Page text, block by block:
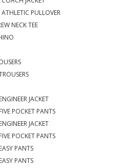
PULLOVER
NECK TEE
JACKET
POCKET PANTS
JACKET
POCKET PANTS
PANTS
PANTS